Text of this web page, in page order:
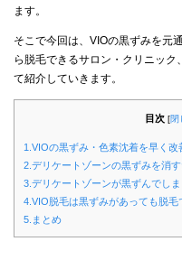
ます。
そこで今回は、VIOの黒ずみを元
ら脱毛できるサロン・クリニッ
て紹介していきます。
目次 [閉
1.VIOの黒ずみ・色素沈着を早く改
2.デリケートゾーンの黒ずみを消
3.デリケートゾーンが黒ずんでし
4.VIO脱毛は黒ずみがあっても脱毛
5.まとめ